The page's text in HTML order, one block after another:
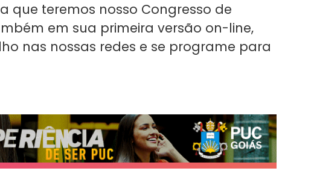
que teremos nosso Congresso de
em sua primeira versão on-line,
nas nossas redes e se programe para